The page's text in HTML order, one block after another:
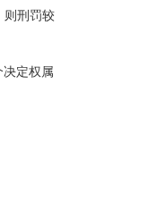
则刑罚较
定权属